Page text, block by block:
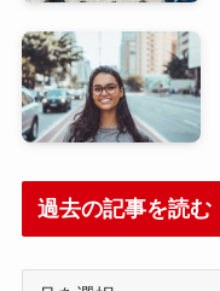
過去の記事を読む